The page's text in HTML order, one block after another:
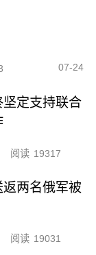
07-24
定支持联合
阅读 19317
两名俄军被
阅读 19031